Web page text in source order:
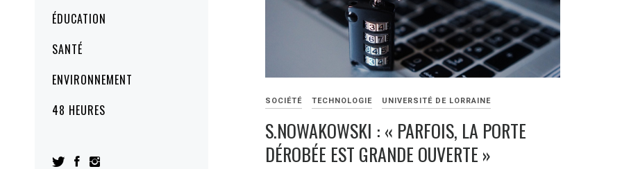
ÉDUCATION
SANTÉ
ENVIRONNEMENT
48 HEURES
SOCIÉTÉ TECHNOLOGIE UNIVERSITÉ DE LORRAINE
S.NOWAKOWSKI : « PARFOIS, LA PORTE
DÉROBÉE EST GRANDE OUVERTE »